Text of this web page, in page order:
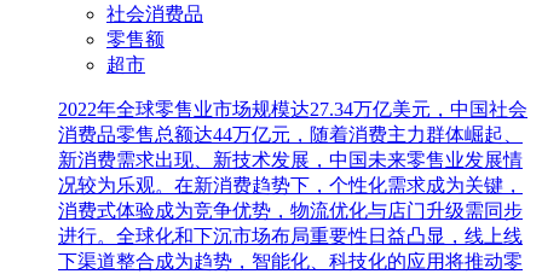
社会消费品
零售额
超市
2022年全球零售业市场规模达27.34万亿美元，中国社会
消费品零售总额达44万亿元，随着消费主力群体崛起、
新消费需求出现、新技术发展，中国未来零售业发展情
况较为乐观。在新消费趋势下，个性化需求成为关键，
消费式体验成为竞争优势，物流优化与店门升级需同步
进行。全球化和下沉市场布局重要性日益凸显，线上线
下渠道整合成为趋势，智能化、科技化的应用将推动零